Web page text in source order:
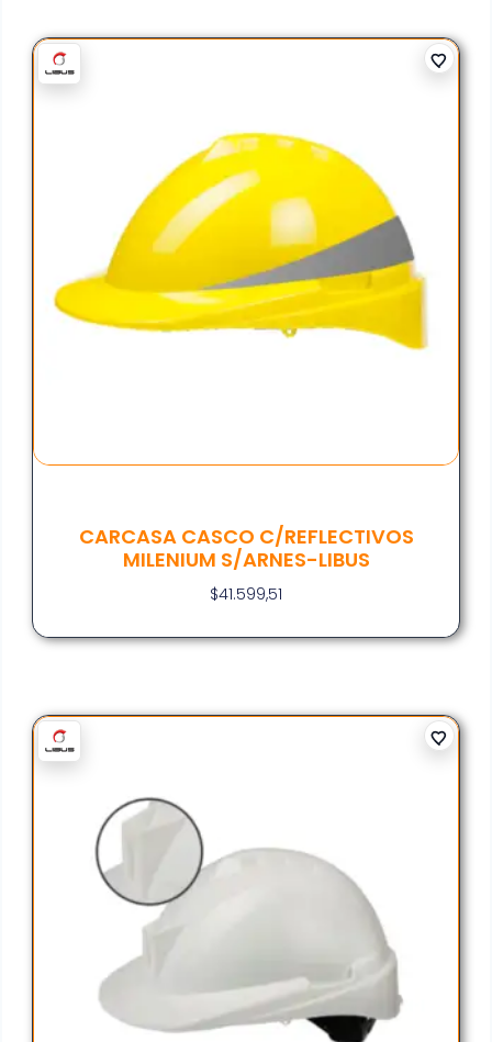
CARCASA CASCO C/REFLECTIVOS
MILENIUM S/ARNES-LIBUS
$41.599,51